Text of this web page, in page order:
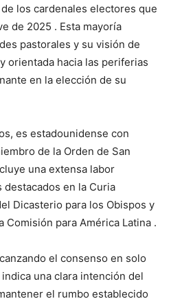
los cardenales electores que
de 2025 . Esta mayoría
pastorales y su visión de
orientada hacia las periferias
en la elección de su
es estadounidense con
de la Orden de San
una extensa labor
en la Curia
Dicasterio para los Obispos y
para América Latina .
el consenso en solo
una clara intención del
el rumbo establecido